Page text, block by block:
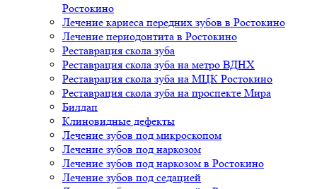
Ростокино
Лечение кариеса передних зубов в Ростокино
Лечение периодонтита в Ростокино
Реставрация скола зуба
Реставрация скола зуба на метро ВДНХ
Реставрация скола зуба на МЦК Ростокино
Реставрация скола зуба на проспекте Мира
Билдап
Клиновидные дефекты
Лечение зубов под микроскопом
Лечение зубов под наркозом
Лечение зубов под наркозом в Ростокино
Лечение зубов под седацией